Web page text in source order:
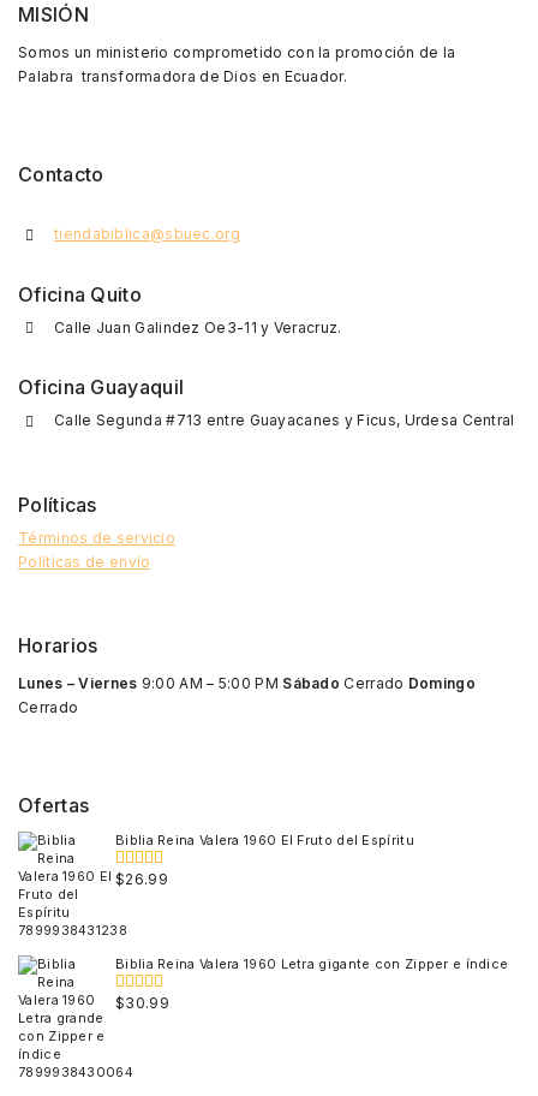
MISIÓN
Somos un ministerio comprometido con la promoción de la
Palabra transformadora de Dios en Ecuador.
Contacto
tiendabiblica@sbuec.org
Oficina Quito
Calle Juan Galindez Oe3-11 y Veracruz.
Oficina Guayaquil
Calle Segunda #713 entre Guayacanes y Ficus, Urdesa Central
Políticas
Términos de servicio
Políticas de envío
Horarios
Lunes – Viernes 9:00 AM – 5:00 PM Sábado Cerrado Domingo
Cerrado
Ofertas
Biblia Reina Valera 1960 El Fruto del Espíritu
0
5
$26.99
Biblia Reina Valera 1960 Letra gigante con Zipper e índice
0
$30.99